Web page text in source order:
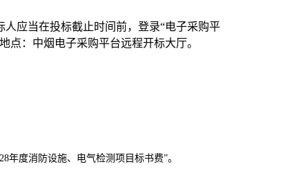
应当在投标截止时间前，登录“电子采购平
点：中烟电子采购平台远程开标大厅。
年度消防设施、电气检测项目标书费”。